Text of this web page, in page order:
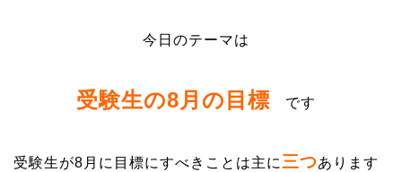
今日のテーマは
受験生の8月の目標 です
受験生が8月に目標にすべきことは主に 三つあります